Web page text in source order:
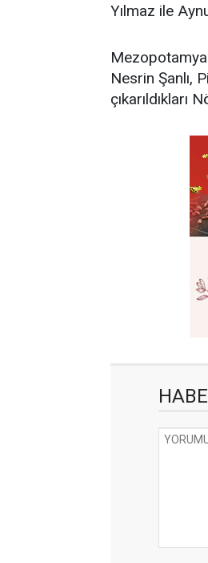
Yılmaz ile
Mezopotamya
Nesrin Şanlı,
çıkarıldıkları